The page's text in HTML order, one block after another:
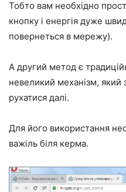
Тобто вам необхідно
кнопку і енергія дуже
повернеться в мережу).
А другий метод є
невеликий механізм, який
рухатися далі.
Для його використання
важіль біля керма.